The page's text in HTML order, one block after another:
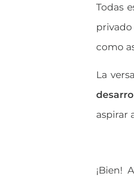
Todas
como
La
aspirar
¡Bien!